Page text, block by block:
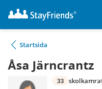
Startsida
Åsa Järncrantz
33